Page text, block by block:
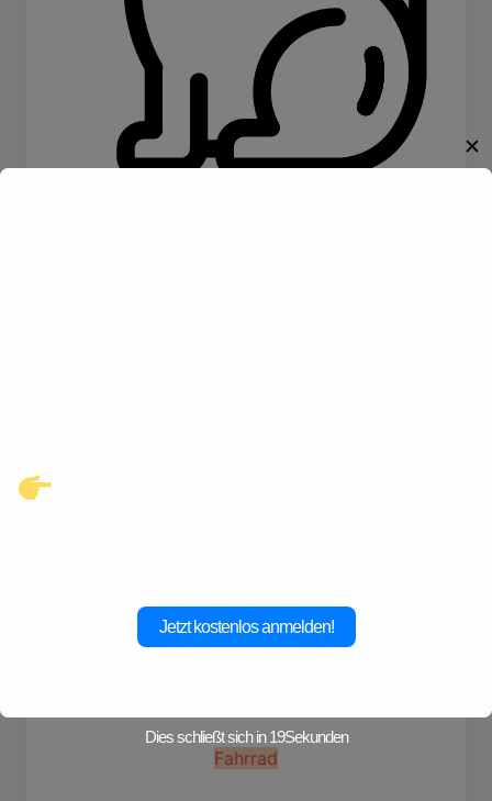
Fahrrad
✕
Jetzt kostenlos anmelden!
Dies schließt sich in19Sekunden